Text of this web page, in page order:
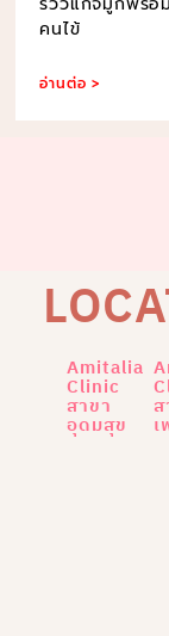
คนไข้
อ่านต่อ >
Amitalia
Clinic
สาขา
อุดมสุข